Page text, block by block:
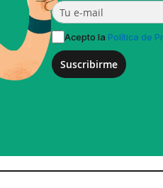
Acepto la Política de
Suscribirme